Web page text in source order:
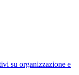
su organizzazione e